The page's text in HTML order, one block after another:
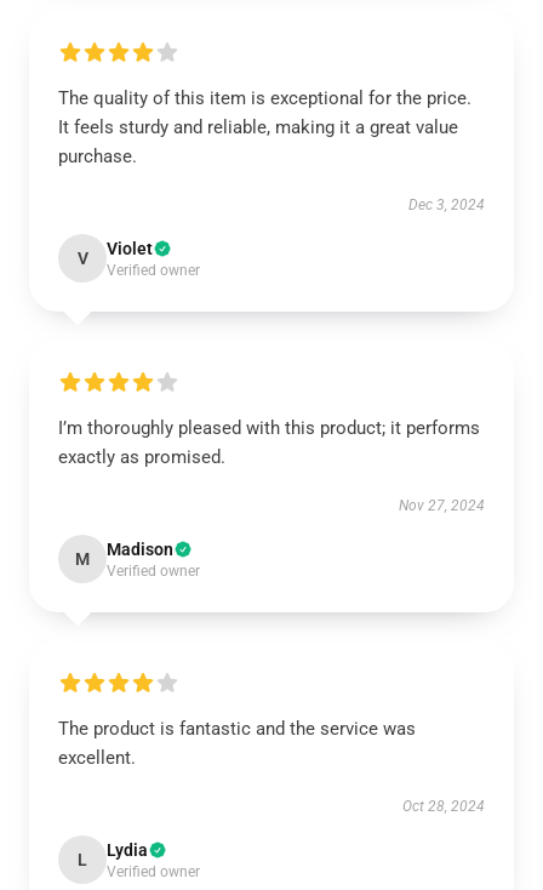
The quality of this item is exceptional for the price.
It feels sturdy and reliable, making it a great value
purchase.
Dec 3, 2024
V Violet
Verified owner
I’m thoroughly pleased with this product; it performs
exactly as promised.
Nov 27, 2024
M Madison
Verified owner
The product is fantastic and the service was
excellent.
Oct 28, 2024
L Lydia
Verified owner